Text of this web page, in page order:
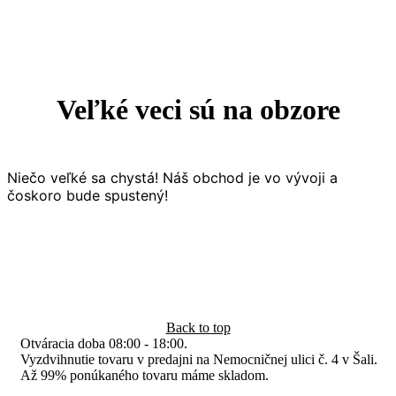
Veľké veci sú na obzore
Niečo veľké sa chystá! Náš obchod je vo vývoji a
čoskoro bude spustený!
Back to top
Otváracia doba 08:00 - 18:00.
Vyzdvihnutie tovaru v predajni na Nemocničnej ulici č. 4 v Šali.
Až 99% ponúkaného tovaru máme skladom.